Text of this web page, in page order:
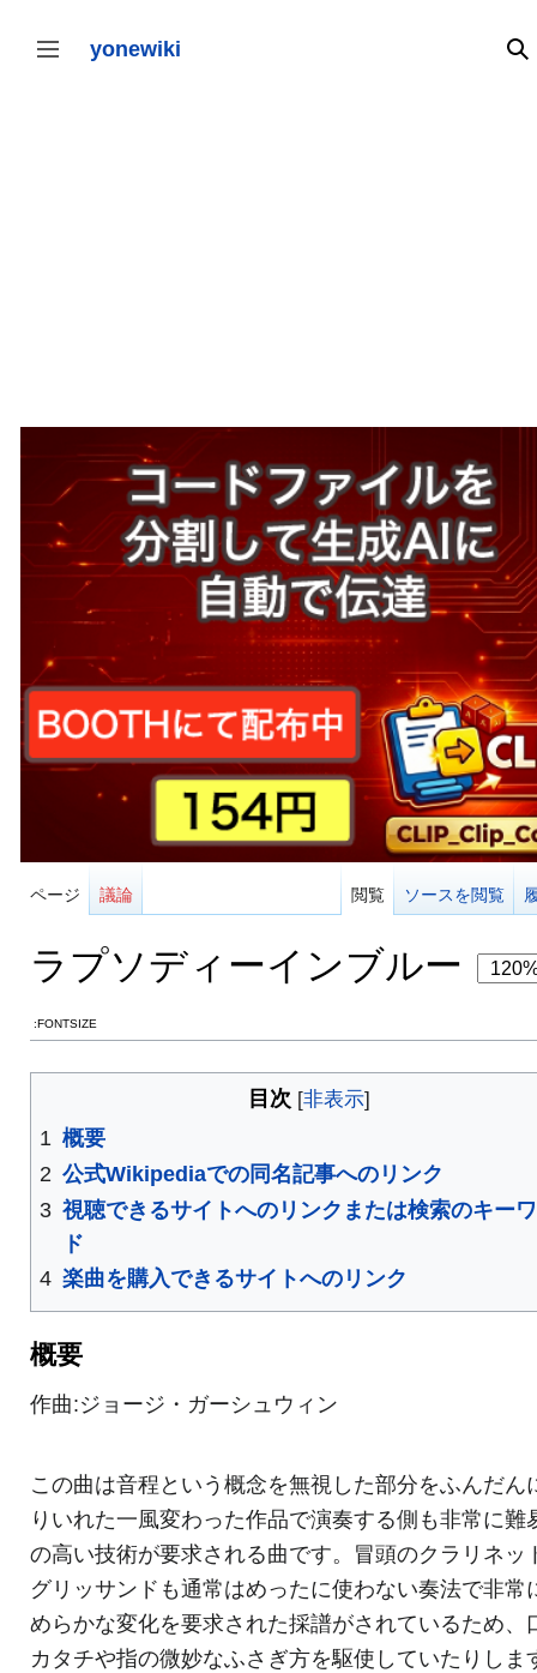
テ
サイドバーの切り替え yonewiki 検
ページ 議論 閲覧 ソースを閲覧
ラプソディーインブルー
:FONTSIZE
目次
1 概要
2 公式Wikipediaでの同名記事へのリンク
3 視聴できるサイトへのリンクまたは検索のキー
ド
4 楽曲を購入できるサイトへのリンク
概要
作曲:ジョージ・ガーシュウィン
この曲は音程という概念を無視した部分をふんだん
りいれた一風変わった作品で演奏する側も非常に難
の高い技術が要求される曲です。冒頭のクラリネッ
グリッサンドも通常はめったに使わない奏法で非常
めらかな変化を要求された採譜がされているため、
カタチや指の微妙なふさぎ方を駆使していたりしま